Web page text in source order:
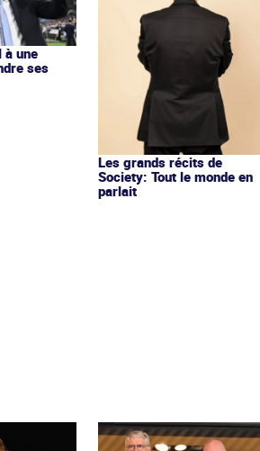
à une
ses
Les grands récits de
Society: Tout le monde en
parlait